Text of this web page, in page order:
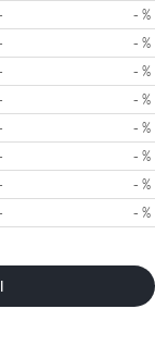
- %
- %
- %
- %
- %
- %
- %
- %